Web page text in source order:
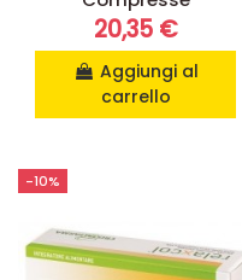
20,35 €
Aggiungi al
carrello
-10%